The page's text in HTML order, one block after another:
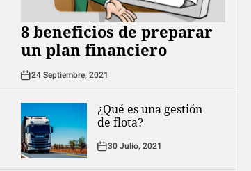
8 beneficios de preparar
un plan financiero
24 Septiembre, 2021
¿Qué es una gestión
de flota?
30 Julio, 2021